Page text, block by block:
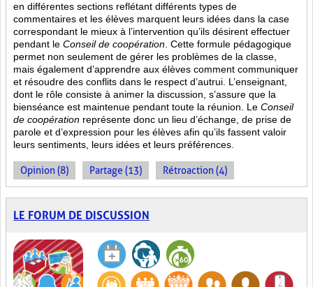
en différentes sections reflétant différents types de
commentaires et les élèves marquent leurs idées dans la case
correspondant le mieux à l’intervention qu’ils désirent effectuer
pendant le Conseil de coopération . Cette formule pédagogique
permet non seulement de gérer les problèmes de la classe,
mais également d’apprendre aux élèves comment communiquer
et résoudre des conflits dans le respect d’autrui. L’enseignant,
dont le rôle consiste à animer la discussion, s’assure que la
bienséance est maintenue pendant toute la réunion. Le Conseil
de coopération représente donc un lieu d’échange, de prise de
parole et d’expression pour les élèves afin qu’ils fassent valoir
leurs sentiments, leurs idées et leurs préférences.
Opinion (8) Partage (13) Rétroaction (4)
LE FORUM DE DISCUSSION